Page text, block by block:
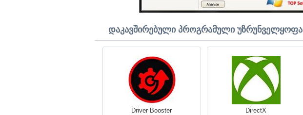
დაკავშირებული პროგრამული უზრუნველყოფა
Driver Booster DirectX